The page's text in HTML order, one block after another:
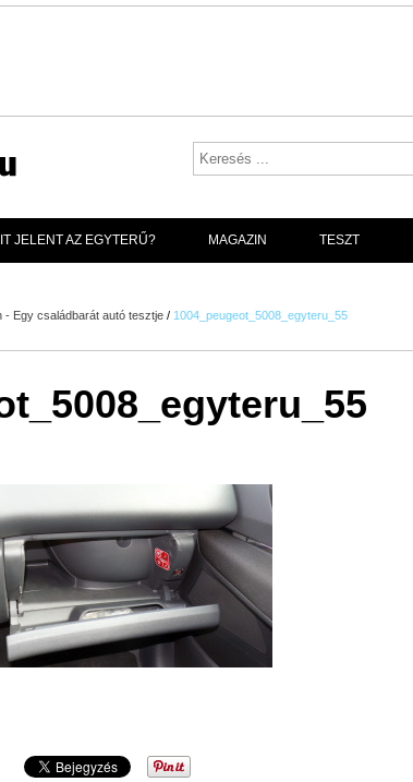
JELENT AZ EGYTERŰ? MAGAZIN TESZT
- Egy családbarát autó tesztje / 1004_peugeot_5008_egyteru_55